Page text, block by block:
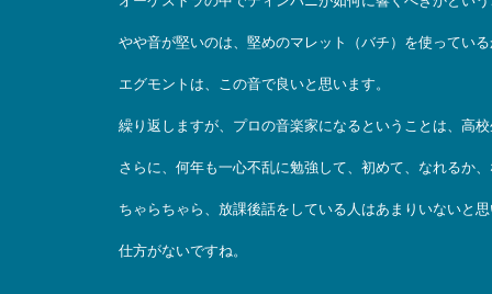
やや音が堅いのは、堅めのマレット（バチ）を使ってい
エグモントは、この音で良いと思います。
繰り返しますが、プロの音楽家になるということは、高
さらに、何年も一心不乱に勉強して、初めて、なれるか
ちゃらちゃら、放課後話をしている人はあまりいないと
仕方がないですね。